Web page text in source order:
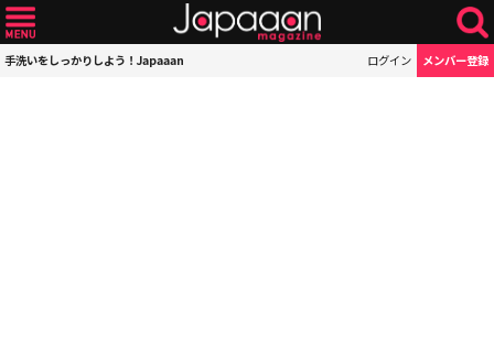
手洗いをしっかりしよう！Japaaan ログイン メンバー登録